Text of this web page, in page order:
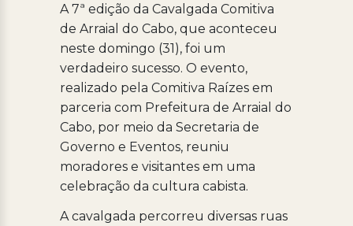
​A 7ª edição da Cavalgada Comitiva
de Arraial do Cabo, que aconteceu
neste domingo (31), foi um
verdadeiro sucesso. O evento,
realizado pela Comitiva Raízes em
parceria com Prefeitura de Arraial do
Cabo, por meio da Secretaria de
Governo e Eventos, reuniu
moradores e visitantes em uma
celebração da cultura cabista.
​A cavalgada percorreu diversas ruas